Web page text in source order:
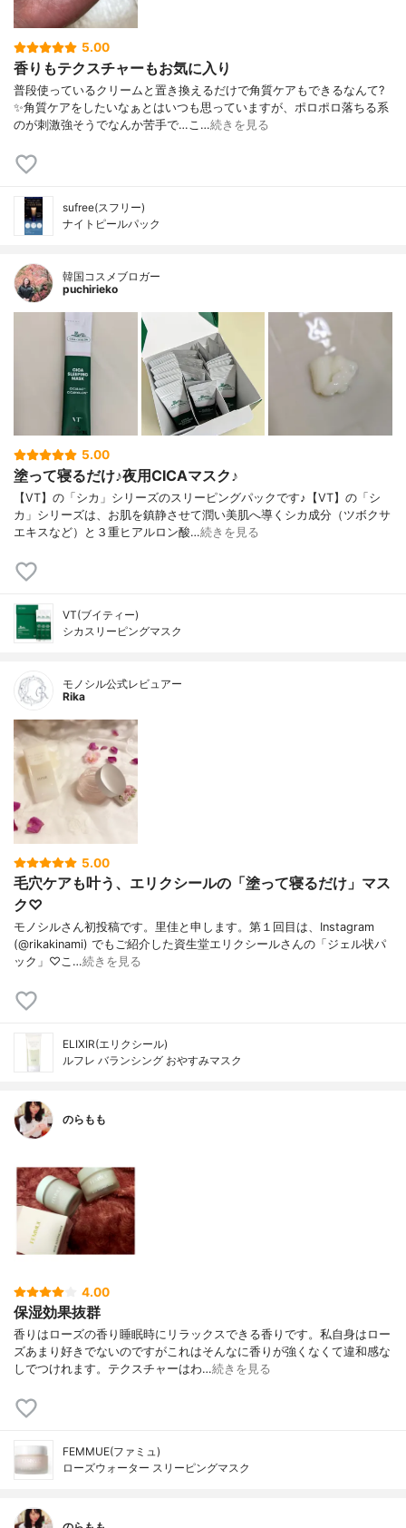
5.00
香りもテクスチャーもお気に入り
普段使っているクリームと置き換えるだけで角質ケアもできるなんて?
✨角質ケアをしたいなぁとはいつも思っていますが、ポロポロ落ちる系
のが刺激強そうでなんか苦手で…こ…続きを見る
sufree(スフリー)
ナイトピールパック
韓国コスメブロガー
puchirieko
5.00
塗って寝るだけ♪夜用CICAマスク♪
【VT】の「シカ」シリーズのスリーピングパックです♪【VT】の「シ
カ」シリーズは、お肌を鎮静させて潤い美肌へ導くシカ成分（ツボクサ
エキスなど）と３重ヒアルロン酸…続きを見る
VT(ブイティー)
シカスリーピングマスク
モノシル公式レビュアー
Rika
5.00
毛穴ケアも叶う、エリクシールの「塗って寝るだけ」マス
ク♡
モノシルさん初投稿です。里佳と申します。第１回目は、Instagram
(@rikakinami) でもご紹介した資生堂エリクシールさんの「ジェル状パ
ック」♡こ…続きを見る
ELIXIR(エリクシール)
ルフレ バランシング おやすみマスク
のらもも
4.00
保湿効果抜群
香りはローズの香り睡眠時にリラックスできる香りです。私自身はロー
ズあまり好きでないのですがこれはそんなに香りが強くなくて違和感な
しでつけれます。テクスチャーはわ…続きを見る
FEMMUE(ファミュ)
ローズウォーター スリーピングマスク